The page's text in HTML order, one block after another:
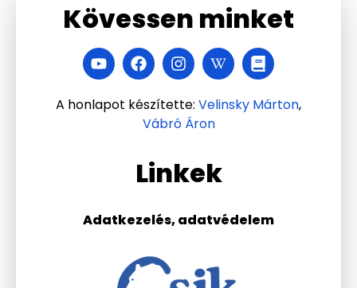
Linkek
Adatkezelés, adatvédelem
Kövessen minket
A honlapot készítette: Velinsky Márton,
Vábró Áron